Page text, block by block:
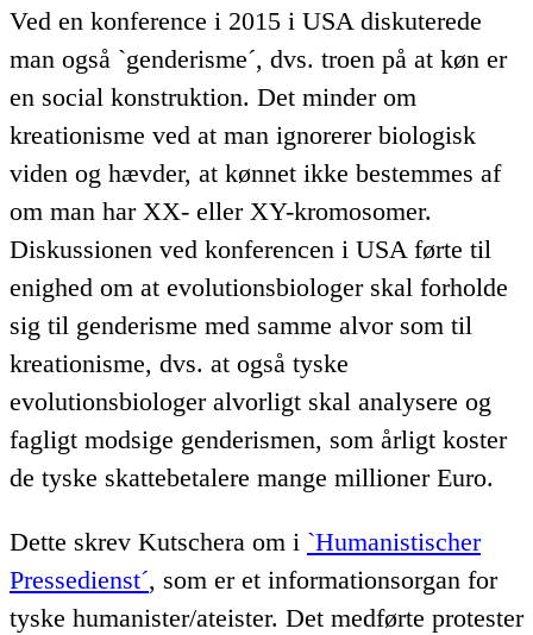
Ved en konference i 2015 i USA diskuterede
man også `genderisme´, dvs. troen på at køn er
en social konstruktion. Det minder om
kreationisme ved at man ignorerer biologisk
viden og hævder, at kønnet ikke bestemmes af
om man har XX- eller XY-kromosomer.
Diskussionen ved konferencen i USA førte til
enighed om at evolutionsbiologer skal forholde
sig til genderisme med samme alvor som til
kreationisme, dvs. at også tyske
evolutionsbiologer alvorligt skal analysere og
fagligt modsige genderismen, som årligt koster
de tyske skattebetalere mange millioner Euro.
Dette skrev Kutschera om i `Humanistischer
Pressedienst´, som er et informationsorgan for
tyske humanister/ateister. Det medførte protester